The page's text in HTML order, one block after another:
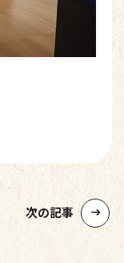
次の記事